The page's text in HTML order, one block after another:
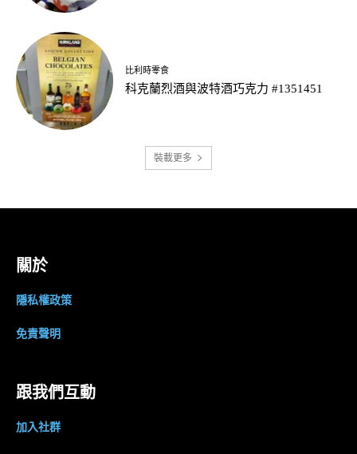
比利時零食
科克蘭烈酒與波特酒巧克力 #1351451
裝載更多
關於
隱私權政策
免責聲明
跟我們互動
加入社群